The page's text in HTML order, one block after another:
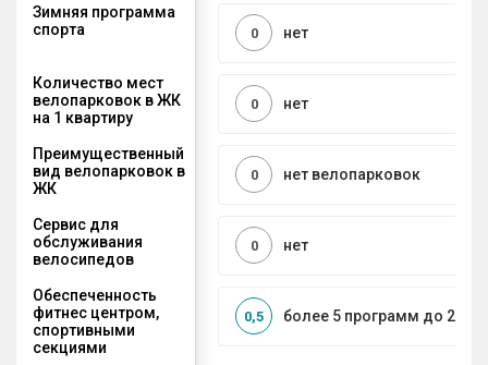
Зимняя программа
спорта
нет
0
Количество мест
велопарковок в ЖК
на 1 квартиру
нет
0
Преимущественный
вид велопарковок в
ЖК
нет велопарковок
0
Сервис для
обслуживания
велосипедов
нет
0
Обеспеченность
фитнес центром,
спортивными
секциями
более 5 программ до 2 км
0,5